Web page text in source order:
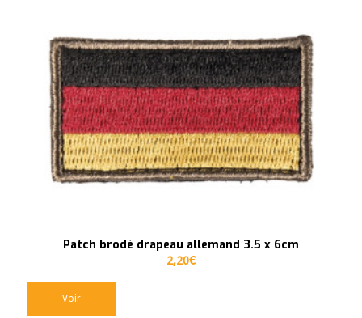
Patch brodé drapeau allemand 3.5 x 6cm
2,20€
Voir